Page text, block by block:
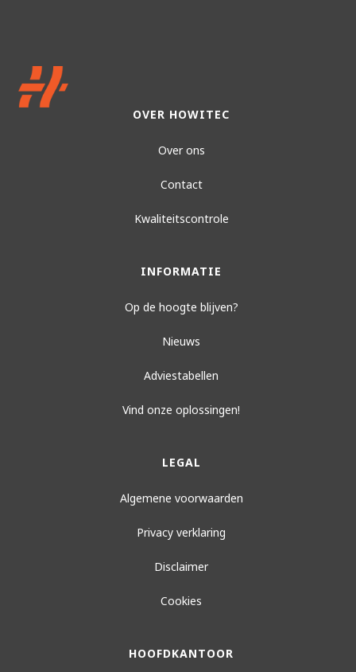
OVER HOWITEC
Over ons
Contact
Kwaliteitscontrole
INFORMATIE
Op de hoogte blijven?
Nieuws
Adviestabellen
Vind onze oplossingen!
LEGAL
Algemene voorwaarden
Privacy verklaring
Disclaimer
Cookies
HOOFDKANTOOR